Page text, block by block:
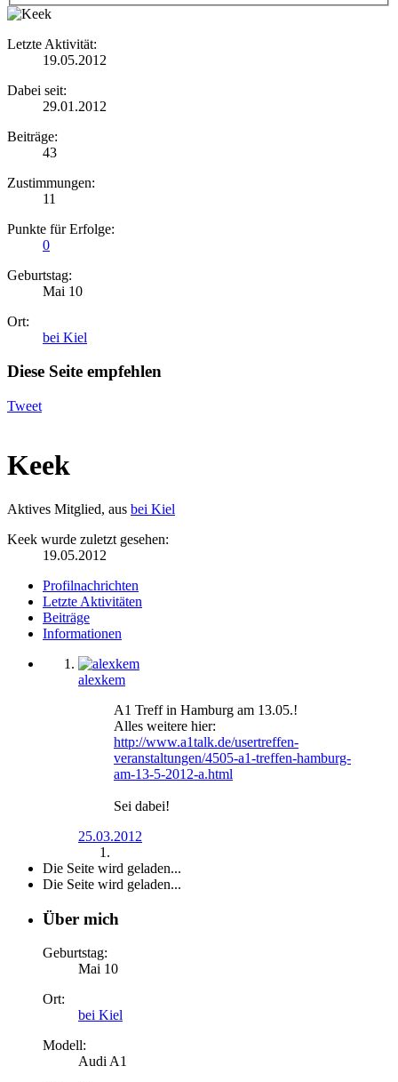
Letzte Aktivität:
19.05.2012
Dabei seit:
29.01.2012
Beiträge:
43
Zustimmungen:
11
Punkte für Erfolge:
0
Geburtstag:
Mai 10
Ort:
bei Kiel
Diese Seite empfehlen
Tweet
Keek
Aktives Mitglied, aus bei Kiel
Keek wurde zuletzt gesehen:
19.05.2012
Profilnachrichten
Letzte Aktivitäten
Beiträge
Informationen
alexkem
A1 Treff in Hamburg am 13.05.!
Alles weitere hier:
http://www.a1talk.de/usertreffen-
veranstaltungen/4505-a1-treffen-hamburg-
am-13-5-2012-a.html
Sei dabei!
25.03.2012
Die Seite wird geladen...
Die Seite wird geladen...
Über mich
Geburtstag:
Mai 10
Ort:
bei Kiel
Modell:
Audi A1